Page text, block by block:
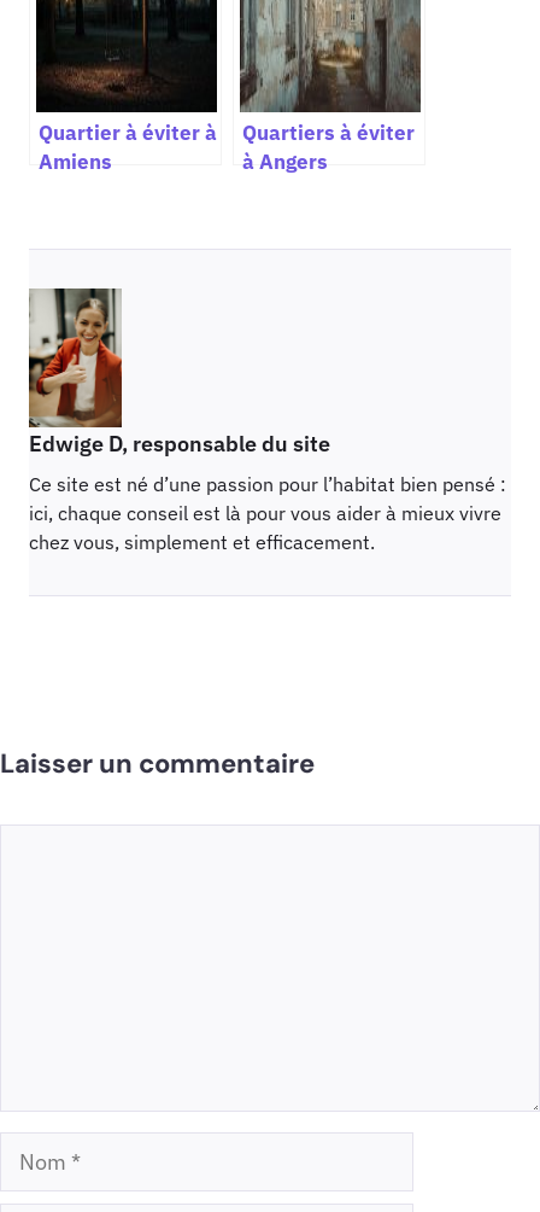
Quartier à éviter à
Amiens
Quartiers à éviter
à Angers
Edwige D, responsable du site
Ce site est né d’une passion pour l’habitat bien pensé :
ici, chaque conseil est là pour vous aider à mieux vivre
chez vous, simplement et efficacement.
Laisser un commentaire
Nom